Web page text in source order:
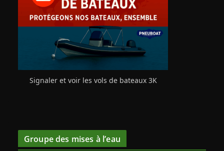
Signaler et voir les vols de bateaux 3K
Groupe des mises à l’eau